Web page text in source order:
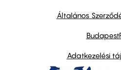
Általános
Adatkezelési